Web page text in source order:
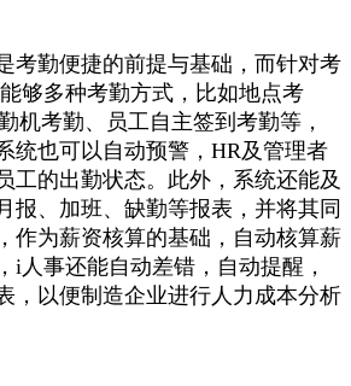
考勤便捷的前提与基础，而针对考
够多种考勤方式，比如地点考
机考勤、员工自主签到考勤等，
统也可以自动预警，HR及管理者
工的出勤状态。此外，系统还能及
报、加班、缺勤等报表，并将其同
作为薪资核算的基础，自动核算薪
i人事还能自动差错，自动提醒，
，以便制造企业进行人力成本分析